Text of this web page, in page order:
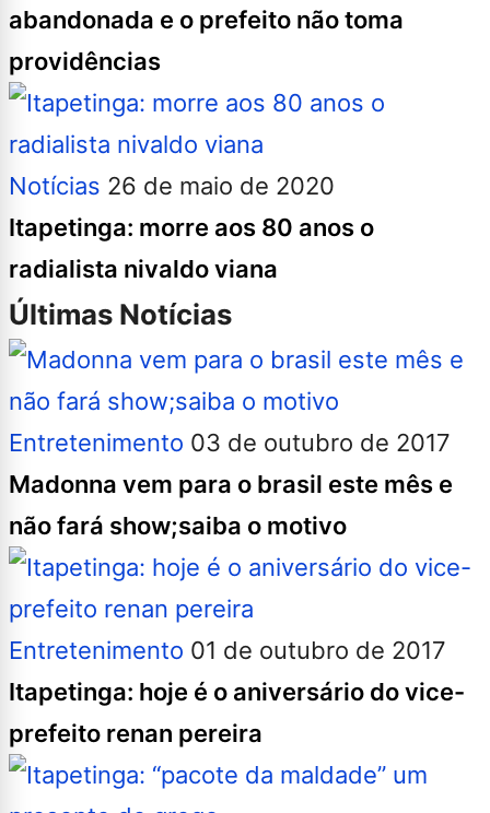
abandonada e o prefeito não toma
providências
Notícias 26 de maio de 2020
Itapetinga: morre aos 80 anos o
radialista nivaldo viana
Últimas Notícias
Entretenimento 03 de outubro de 2017
Madonna vem para o brasil este mês e
não fará show;saiba o motivo
Entretenimento 01 de outubro de 2017
Itapetinga: hoje é o aniversário do vice-
prefeito renan pereira